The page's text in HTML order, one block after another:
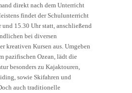
direkt nach dem Unterricht
findet der Schulunterricht
und 15.30 Uhr statt, anschließend
bei diversen
kreativen Kursen aus. Umgeben
pazifischen Ozean, lädt die
besonders zu Kajaktouren,
sowie Skifahren und
auch traditionelle